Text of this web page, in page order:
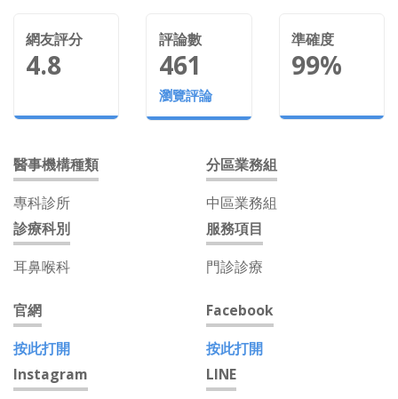
網友評分
4.8
評論數
461
瀏覽評論
準確度
99%
醫事機構種類
專科診所
分區業務組
中區業務組
診療科別
耳鼻喉科
服務項目
門診診療
官網
按此打開
Facebook
按此打開
Instagram
LINE